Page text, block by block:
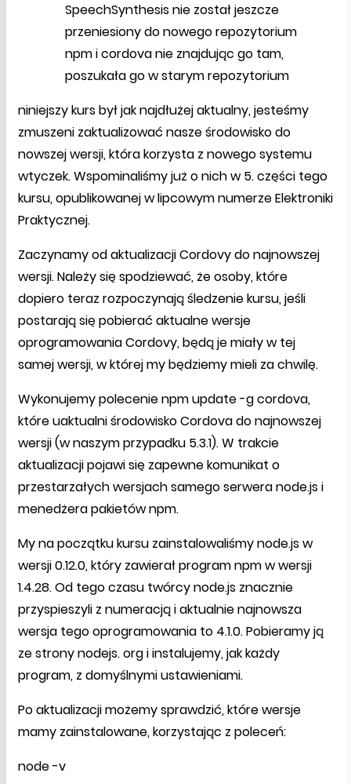
SpeechSynthesis nie został jeszcze
przeniesiony do nowego repozytorium
npm i cordova nie znajdując go tam,
poszukała go w starym repozytorium
niniejszy kurs był jak najdłużej aktualny, jesteśmy
zmuszeni zaktualizować nasze środowisko do
nowszej wersji, która korzysta z nowego systemu
wtyczek. Wspominaliśmy już o nich w 5. części tego
kursu, opublikowanej w lipcowym numerze Elektroniki
Praktycznej.
Zaczynamy od aktualizacji Cordovy do najnowszej
wersji. Należy się spodziewać, że osoby, które
dopiero teraz rozpoczynają śledzenie kursu, jeśli
postarają się pobierać aktualne wersje
oprogramowania Cordovy, będą je miały w tej
samej wersji, w której my będziemy mieli za chwilę.
Wykonujemy polecenie npm update -g cordova,
które uaktualni środowisko Cordova do najnowszej
wersji (w naszym przypadku 5.3.1). W trakcie
aktualizacji pojawi się zapewne komunikat o
przestarzałych wersjach samego serwera node.js i
menedżera pakietów npm.
My na początku kursu zainstalowaliśmy node.js w
wersji 0.12.0, który zawierał program npm w wersji
1.4.28. Od tego czasu twórcy node.js znacznie
przyspieszyli z numeracją i aktualnie najnowsza
wersja tego oprogramowania to 4.1.0. Pobieramy ją
ze strony nodejs. org i instalujemy, jak każdy
program, z domyślnymi ustawieniami.
Po aktualizacji możemy sprawdzić, które wersje
mamy zainstalowane, korzystając z poleceń:
node -v